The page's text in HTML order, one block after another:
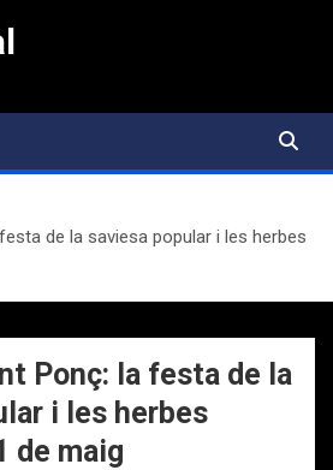
de la saviesa popular i les herbes
Ponç: la festa de la
i les herbes
de maig